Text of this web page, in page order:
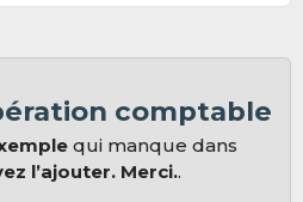
comptable
qui manque dans
l’ajouter. Merci..